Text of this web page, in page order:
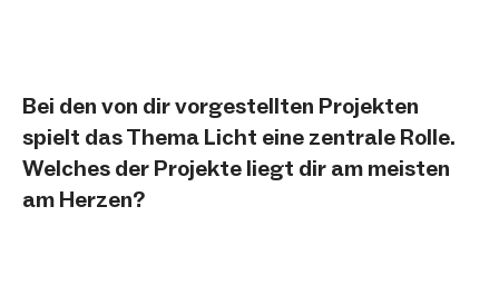
Bei den von dir vorgestellten Projekten
spielt das Thema Licht eine zentrale Rolle.
Welches der Projekte liegt dir am meisten
am Herzen?